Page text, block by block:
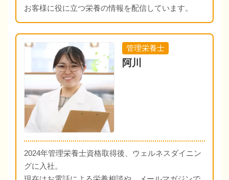
お客様に役に立つ栄養の情報を配信しています。
管理栄養士
阿川
2024年管理栄養士資格取得後、ウェルネスダイニン
グに入社。